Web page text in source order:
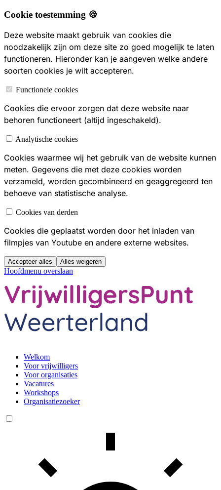
Cookie toestemming 🍪
Deze website maakt gebruik van cookies die
noodzakelijk zijn om deze site zo goed mogelijk te laten
functioneren. Hieronder kan je aangeven welke andere
soorten cookies je wilt accepteren.
Functionele cookies
Cookies die ervoor zorgen dat deze website naar
behoren functioneert (altijd ingeschakeld).
Analytische cookies
Cookies waarmee wij het gebruik van de website kunnen
meten. Gegevens die met deze cookies worden
verzameld, worden gecombineerd en geaggregeerd ten
behoeve van statistische analyse.
Cookies van derden
Cookies die geplaatst worden door het inladen van
filmpjes van Youtube en andere externe websites.
Accepteer alles Alles weigeren
Hoofdmenu overslaan
Welkom
Voor vrijwilligers
Voor organisaties
Vacatures
Workshops
Organisatiezoeker